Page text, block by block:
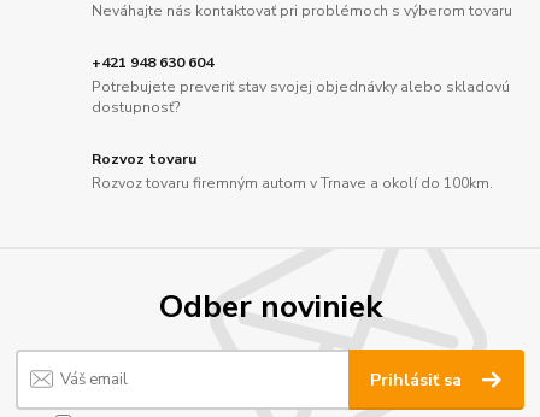
Neváhajte nás kontaktovať pri problémoch s výberom tovaru
+421 948 630 604
Potrebujete preveriť stav svojej objednávky alebo skladovú
dostupnosť?
Rozvoz tovaru
Rozvoz tovaru firemným autom v Trnave a okolí do 100km.
Odber noviniek
Prihlásiť sa